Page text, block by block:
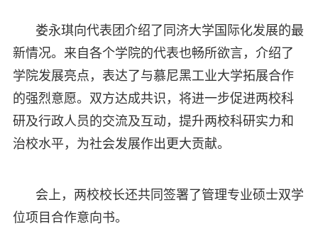
娄永琪向代表团介绍了同济大学国际化发展的最
新情况。来自各个学院的代表也畅所欲言，介绍了
学院发展亮点，表达了与慕尼黑工业大学拓展合作
的强烈意愿。双方达成共识，将进一步促进两校科
研及行政人员的交流及互动，提升两校科研实力和
治校水平，为社会发展作出更大贡献。
会上，两校校长还共同签署了管理专业硕士双学
位项目合作意向书。